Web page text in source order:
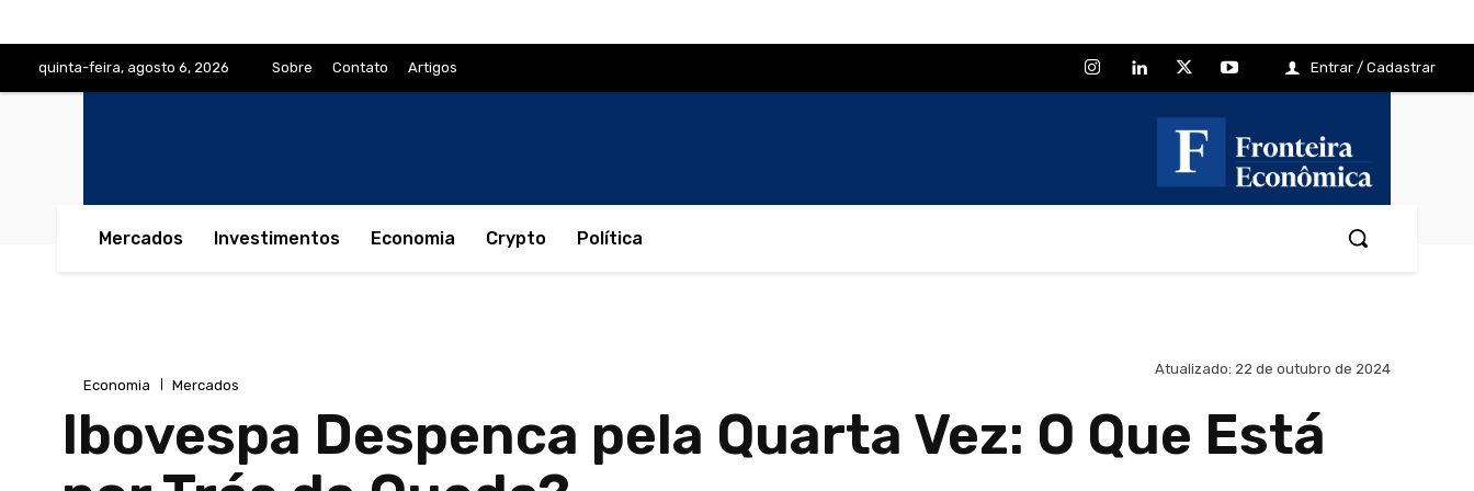
quinta-feira, agosto 6, 2026 Sobre Contato Artigos Entrar / Cadastrar
Mercados Investimentos Economia Crypto Política
Economia Mercados
Atualizado: 22 de outubro de 2024
Ibovespa Despenca pela Quarta Vez: O Que Está